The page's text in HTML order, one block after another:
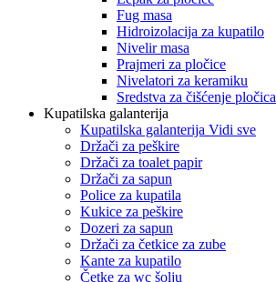
Fug masa
Hidroizolacija za kupatilo
Nivelir masa
Prajmeri za pločice
Nivelatori za keramiku
Sredstva za čišćenje pločica
Kupatilska galanterija
Kupatilska galanterija Vidi sve
Držači za peškire
Držači za toalet papir
Držači za sapun
Police za kupatila
Kukice za peškire
Dozeri za sapun
Držači za četkice za zube
Kante za kupatilo
Četke za wc šolju